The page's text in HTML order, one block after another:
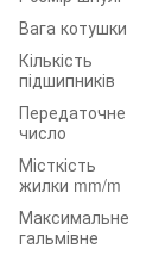
Вага котушки
Кількість
підшипників
Передаточне
число
Місткість
жилки mm/m
Максимальне
гальмівне